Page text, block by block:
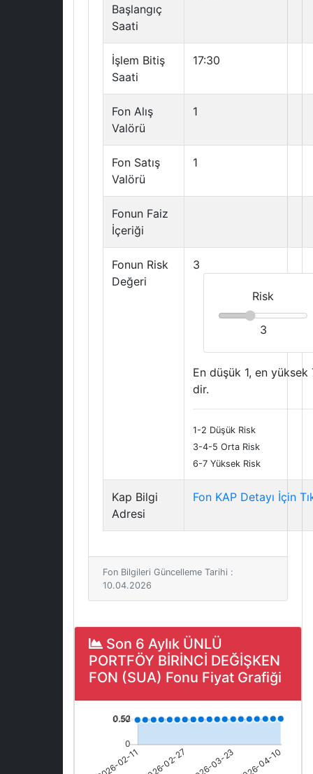
Başlangıç
Saati
İşlem Bitiş
Saati
17:30
Fon Alış
Valörü
1
Fon Satış
Valörü
1
Fonun Faiz
İçeriği
Fonun Risk
Değeri
3
Risk
3
En düşük 1, en yüksek
dir.
1-2 Düşük Risk
3-4-5 Orta Risk
6-7 Yüksek Risk
Kap Bilgi
Adresi
Fon KAP Detayı İçin
Fon Bilgileri Güncelleme Tarihi :
10.04.2026
Son 6 Aylık ÜNLÜ
PORTFÖY BİRİNCİ DEĞİŞKEN
FON (SUA) Fonu Fiyat Grafiği